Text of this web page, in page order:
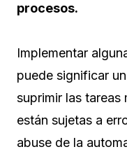
procesos.
Implementar
puede significar
suprimir las tareas
están sujetas a
abuse de la